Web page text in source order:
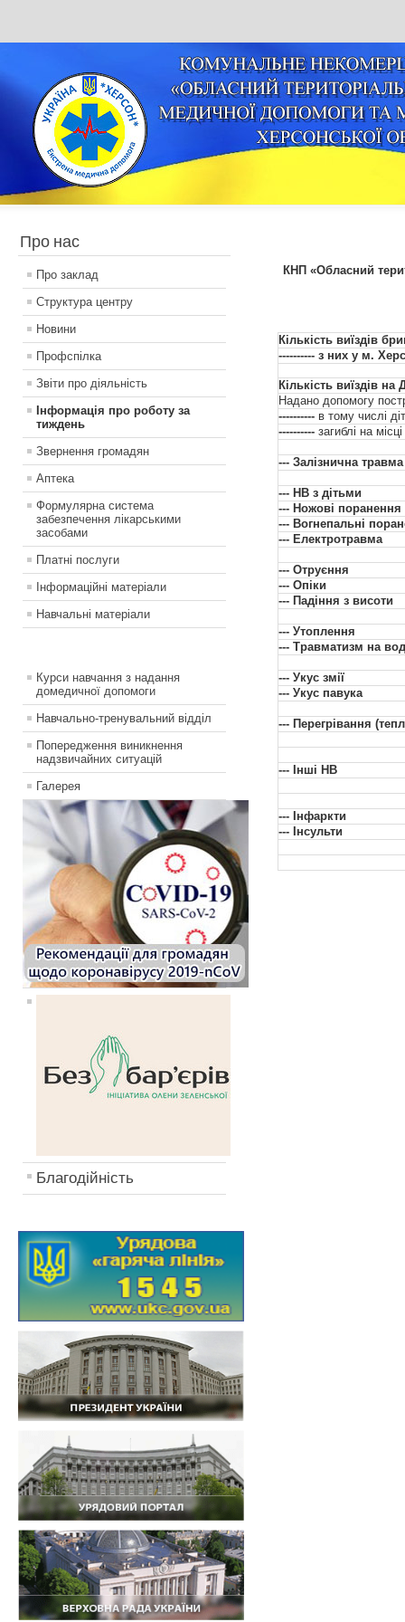
Про нас
Про заклад
Структура центру
Новини
Профспілка
Звіти про діяльність
Інформація про роботу за
тиждень
Звернення громадян
Аптека
Формулярна система
забезпечення лікарськими
засобами
Платні послуги
Інформаційні матеріали
Навчальні матеріали
Курси навчання з надання
домедичної допомоги
Навчально-тренувальний відділ
Попередження виникнення
надзвичайних ситуацій
Галерея
Благодійність
КНП «Обласний
Кількість виїздів
---------- з них у м.
Кількість виїздів на
Надано допомогу
----------в тому числі
---------- загиблі на місці
--- Залізнична травма
--- НВ з дітьми
--- Ножові поранення
--- Вогнепальні
--- Електротравма
--- Отруєння
--- Опіки
--- Падіння з висоти
--- Утоплення
--- Травматизм на
--- Укус змії
--- Укус павука
--- Перегрівання
--- Інші НВ
--- Інфаркти
--- Інсульти